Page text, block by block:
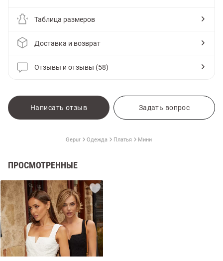
Таблица размеров
Доставка и возврат
Отзывы и отзывы (58)
Написать отзыв Задать вопрос
Gepur Одежда Платья Мини
ПРОСМОТРЕННЫЕ